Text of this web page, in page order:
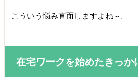
こういう悩み直面しますよね～。
在宅ワークを始めたきっか